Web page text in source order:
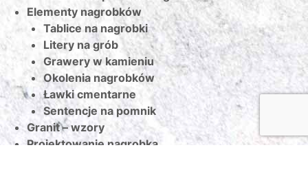
Elementy nagrobków
Tablice na nagrobki
Litery na grób
Grawery w kamieniu
Okolenia nagrobków
Ławki cmentarne
Sentencje na pomnik
Granit – wzory
Projektowanie nagrobka